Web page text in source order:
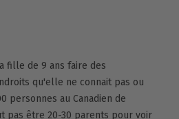
fille de 9 ans faire des
qu'elle ne connait pas ou
personnes au Canadien de
pas être 20-30 parents pour voir